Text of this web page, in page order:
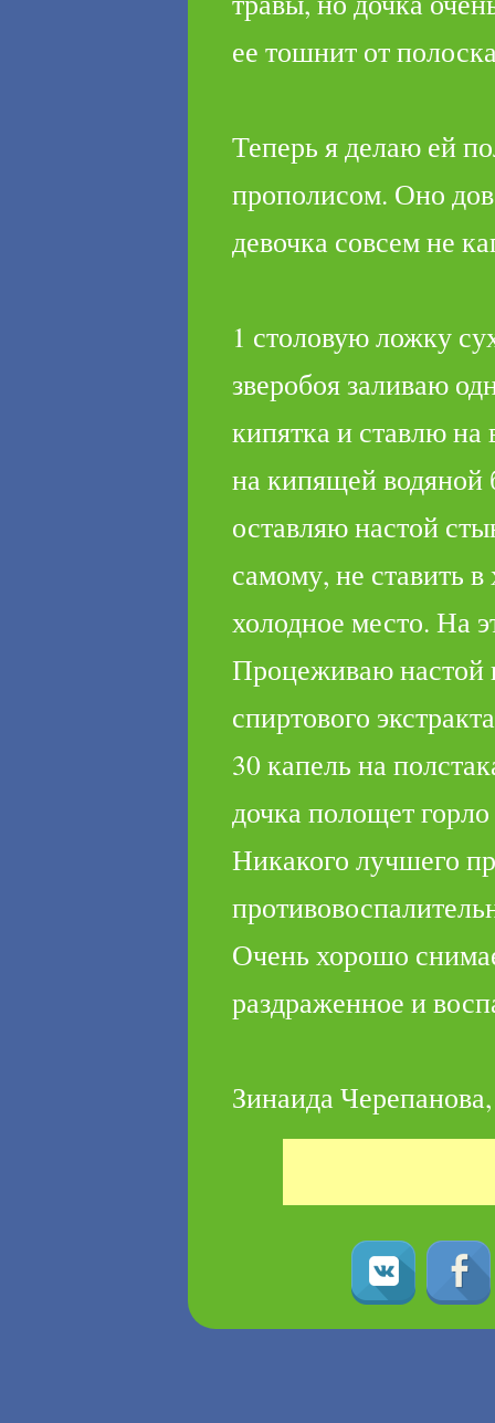
ее тошнит от
Теперь я делаю ей
пропо­лисом. Оно
девочка совсем не
1 столовую ложку
зверобоя заливаю
кипятка и ставлю
на кипящей водяной
оставляю на­стой
самому, не ставить
холодное место. На
Процеживаю настой
спиртового
30 капель на
дочка поло­щет
Никакого лучшего
Очень хорошо
раздраженное и
Зинаида